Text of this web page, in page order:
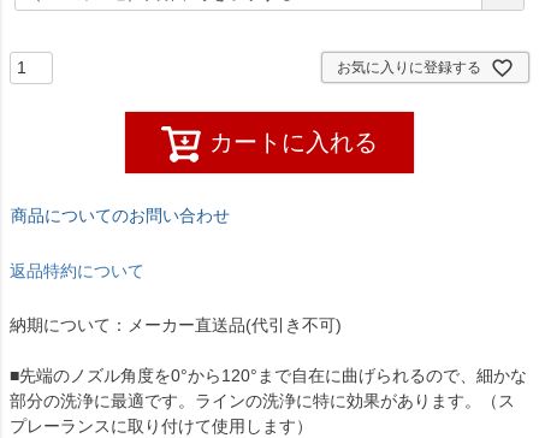
須
お気に入りに登録する
カートに入れる
商品についてのお問い合わせ
返品特約について
納期について：メーカー直送品(代引き不可)
■先端のノズル角度を0°から120°まで自在に曲げられるので、細かな
部分の洗浄に最適です。ラインの洗浄に特に効果があります。（ス
プレーランスに取り付けて使用します）